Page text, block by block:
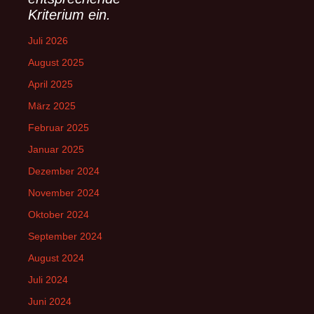
Kriterium ein.
Juli 2026
August 2025
April 2025
März 2025
Februar 2025
Januar 2025
Dezember 2024
November 2024
Oktober 2024
September 2024
August 2024
Juli 2024
Juni 2024